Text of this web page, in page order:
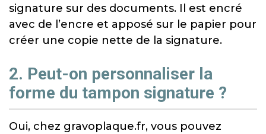
signature sur des documents. Il est encré
avec de l’encre et apposé sur le papier pour
créer une copie nette de la signature.
2. Peut-on personnaliser la
forme du tampon signature ?
Oui, chez gravoplaque.fr, vous pouvez